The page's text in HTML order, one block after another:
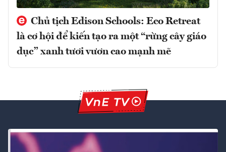
Chủ tịch Edison Schools: Eco Retreat
là cơ hội để kiến tạo ra một “rừng cây giáo
dục” xanh tươi vươn cao mạnh mẽ